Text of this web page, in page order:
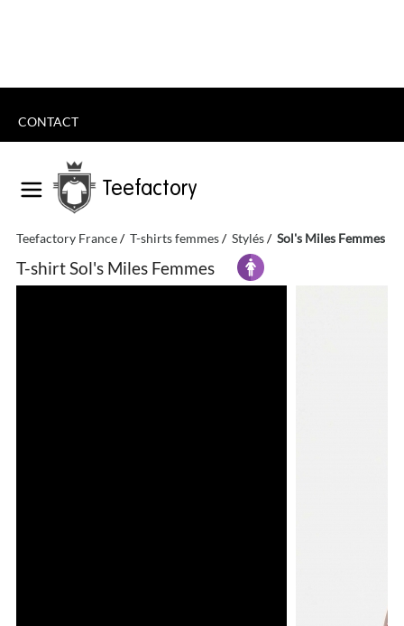
CONTACT
Teefactory
Teefactory France T-shirts femmes Stylés Sol's Miles Femmes
T-shirt Sol's Miles Femmes